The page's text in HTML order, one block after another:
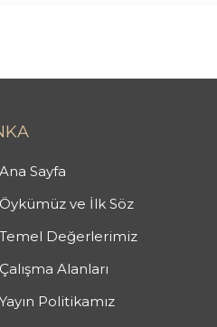
Ana Sayfa
Öykümüz ve İlk Söz
Temel Değerlerimiz
Çalışma Alanları
Yayın Politikamız